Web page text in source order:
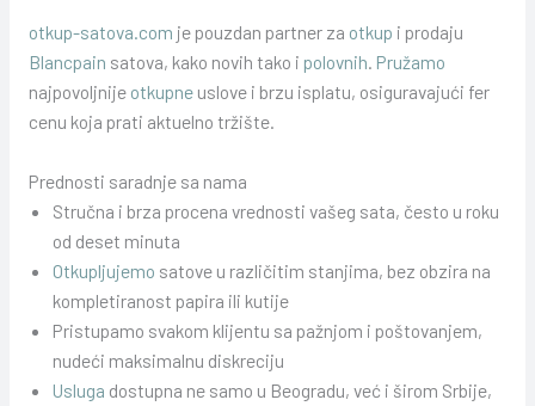
otkup-satova.com je pouzdan partner za otkup i prodaju
Blancpain satova, kako novih tako i polovnih Pružamo
najpovoljnije otkupneuslove i brzu isplatu, osiguravajući fer
cenu koja prati aktuelno tržište.
Prednosti saradnje sa nama
Stručna i brza procena vrednosti vašeg sata, često u roku
od deset minuta
Otkupljujemo satove u različitim stanjima, bez obzira na
kompletiranost papira ili kutije
Pristupamo svakom klijentu sa pažnjom i poštovanjem,
nudeći maksimalnu diskreciju
Usluga dostupna ne samo u Beogradu, već i širom Srbije,